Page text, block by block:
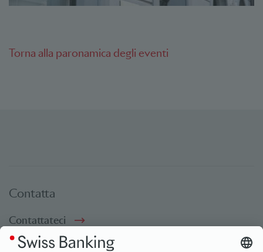
Torna alla paronamica degli eventi
Contatta
Contattateci